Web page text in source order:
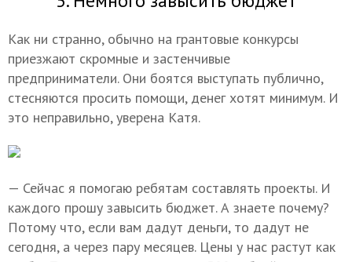
Как ни странно, обычно на грантовые конкурсы
приезжают скромные и застенчивые
предприниматели. Они боятся выступать публично,
стесняются просить помощи, денег хотят минимум. И
это неправильно, уверена Катя.
— Сейчас я помогаю ребятам составлять проекты. И
каждого прошу завысить бюджет. А знаете почему?
Потому что, если вам дадут деньги, то дадут не
сегодня, а через пару месяцев. Цены у нас растут как